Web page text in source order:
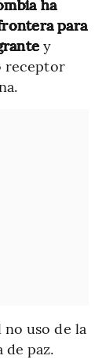
ha
para
y
receptor
no uso de la
de paz.